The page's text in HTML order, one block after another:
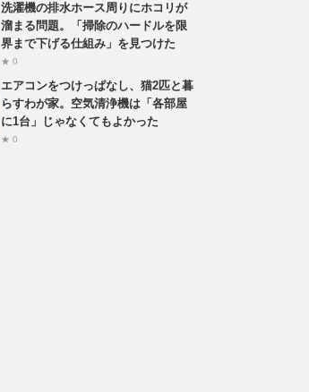
洗濯機の排水ホース周りにホコリが
溜まる問題。「掃除のハードルを限
界まで下げる仕組み」を見つけた
★ 0
エアコンをつけっぱなし、猫2匹と暮
らすわが家。空気清浄機は「各部屋
に1台」じゃなくてもよかった
★ 0